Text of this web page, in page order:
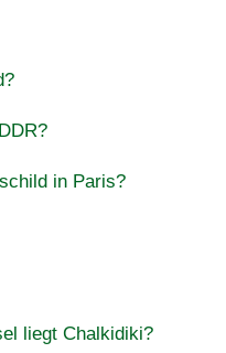
in Paris?
liegt Chalkidiki?